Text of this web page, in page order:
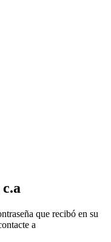
que recibó en su
a